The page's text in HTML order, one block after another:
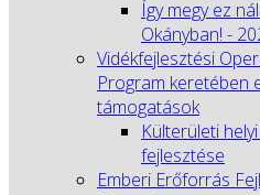
Így megy ez
Okányban! -
Vidékfejlesztési
Program keretében
támogatások
Külterületi
fejlesztése
Emberi Erőforrás